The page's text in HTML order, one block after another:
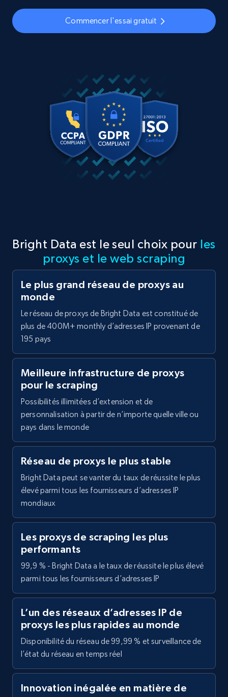
Commencer l'essai gratuit
Bright Data est le seul choix pour les
proxys et le web scraping
Le plus grand réseau de proxys au
monde
Le réseau de proxys de Bright Data est constitué de
plus de 400M+ monthly d’adresses IP provenant de
195 pays
Meilleure infrastructure de proxys
pour le scraping
Possibilités illimitées d’extension et de
personnalisation à partir de n’importe quelle ville ou
pays dans le monde
Réseau de proxys le plus stable
Bright Data peut se vanter du taux de réussite le plus
élevé parmi tous les fournisseurs d’adresses IP
mondiaux
Les proxys de scraping les plus
performants
99,9 % - Bright Data a le taux de réussite le plus élevé
parmi tous les fournisseurs d’adresses IP
L’un des réseaux d’adresses IP de
proxys les plus rapides au monde
Disponibilité du réseau de 99,99 % et surveillance de
l’état du réseau en temps réel
Innovation inégalée en matière de